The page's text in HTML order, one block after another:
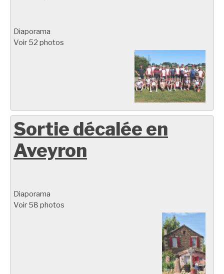
Diaporama
Voir 52 photos
Sortie décalée en
Aveyron
Diaporama
Voir 58 photos